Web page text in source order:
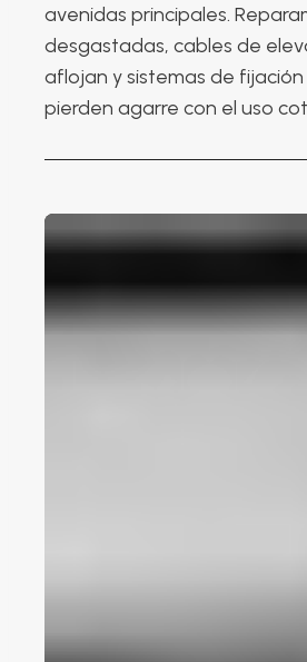
avenidas principales.
desgastadas, cables de
aflojan y sistemas de
pierden agarre con el uso